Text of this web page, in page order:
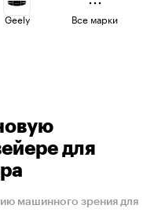
Geely
Volga
Все марки
для
машинного зрения для